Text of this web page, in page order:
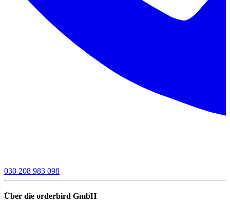
030 208 983 098
Über die orderbird GmbH